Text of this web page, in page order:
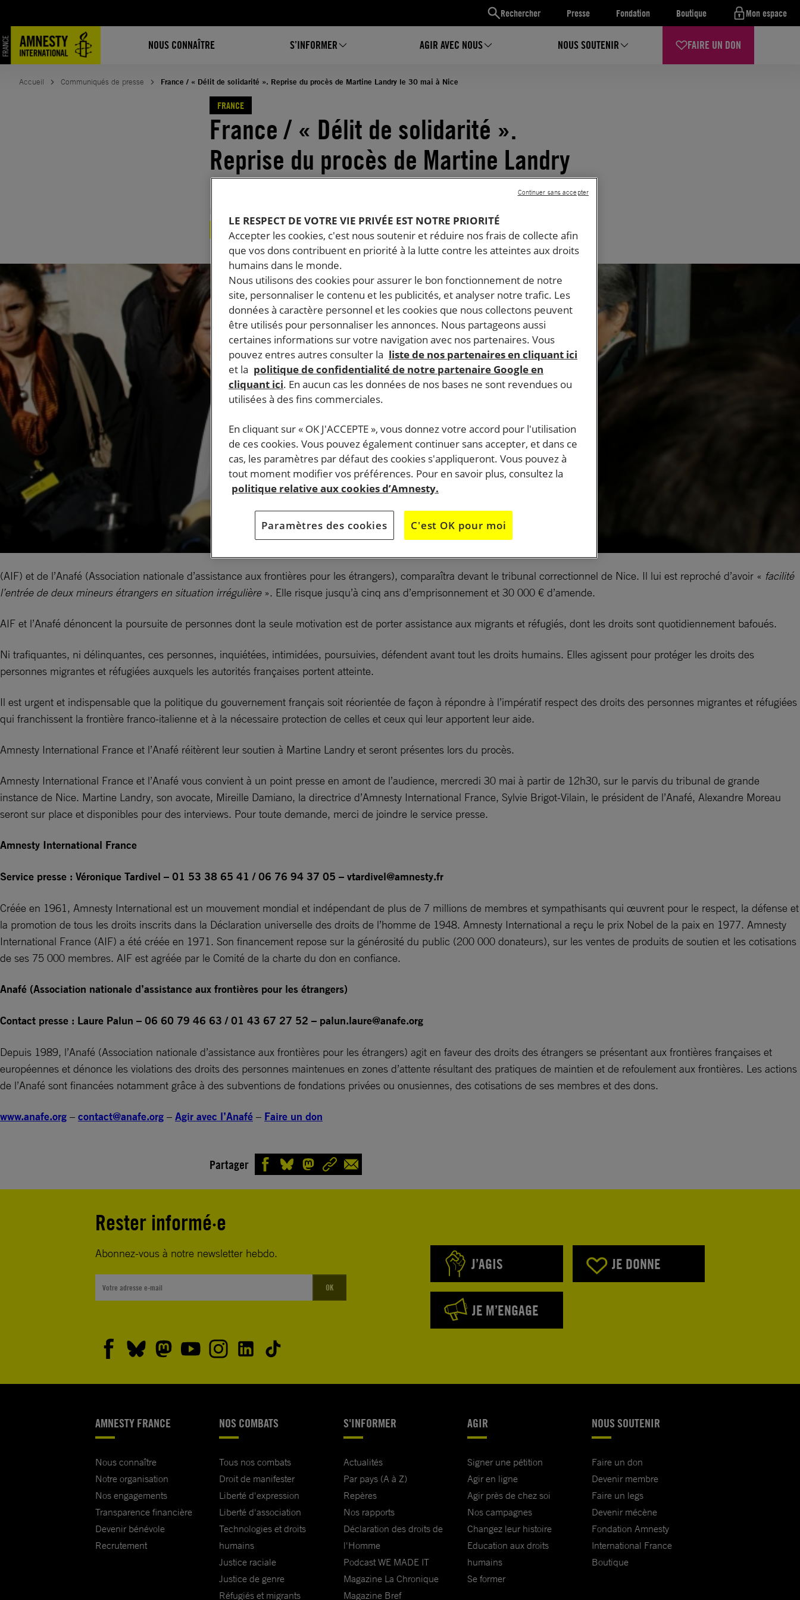
Rechercher Presse Fondation Boutique Mon espace
NOUS CONNAÎTRE S’INFORMER AGIR AVEC NOUS NOUS SOUTENIR FAIRE UN DON
contenu
Accueil Communiqués de presse France / « Délit de solidarité ». Reprise du procès de Martine Landry le 30 mai à Nice
FRANCE
France / « Délit de solidarité ».
Reprise du procès de Martine Landry
RÉFUGIÉS ET MIGRANTS
(AIF) et de l’Anafé (Association nationale d’assistance aux frontières pour les étrangers), comparaîtra devant le tribunal correctionnel de Nice. Il lui est reproché d’avoir « facilité
l’entrée de deux mineurs étrangers en situation irrégulière ». Elle risque jusqu’à cinq ans d’emprisonnement et 30 000 € d’amende.
AIF et l’Anafé dénoncent la poursuite de personnes dont la seule motivation est de porter assistance aux migrants et réfugiés, dont les droits sont quotidiennement bafoués.
Ni trafiquantes, ni délinquantes, ces personnes, inquiétées, intimidées, poursuivies, défendent avant tout les droits humains. Elles agissent pour protéger les droits des
personnes migrantes et réfugiées auxquels les autorités françaises portent atteinte.
Il est urgent et indispensable que la politique du gouvernement français soit réorientée de façon à répondre à l’impératif respect des droits des personnes migrantes et réfugiées
qui franchissent la frontière franco-italienne et à la nécessaire protection de celles et ceux qui leur apportent leur aide.
Amnesty International France et l’Anafé réitèrent leur soutien à Martine Landry et seront présentes lors du procès.
Amnesty International France et l’Anafé vous convient à un point presse en amont de l’audience, mercredi 30 mai à partir de 12h30, sur le parvis du tribunal de grande
instance de Nice. Martine Landry, son avocate, Mireille Damiano, la directrice d’Amnesty International France, Sylvie Brigot-Vilain, le président de l’Anafé, Alexandre Moreau
seront sur place et disponibles pour des interviews. Pour toute demande, merci de joindre le service presse.
Amnesty International France
Service presse : Véronique Tardivel – 01 53 38 65 41 / 06 76 94 37 05 – vtardivel@amnesty.fr
Créée en 1961, Amnesty International est un mouvement mondial et indépendant de plus de 7 millions de membres et sympathisants qui œuvrent pour le respect, la défense et
la promotion de tous les droits inscrits dans la Déclaration universelle des droits de l’homme de 1948. Amnesty International a reçu le prix Nobel de la paix en 1977. Amnesty
International France (AIF) a été créée en 1971. Son financement repose sur la générosité du public (200 000 donateurs), sur les ventes de produits de soutien et les cotisations
de ses 75 000 membres. AIF est agréée par le Comité de la charte du don en confiance.
Anafé (Association nationale d’assistance aux frontières pour les étrangers)
Contact presse : Laure Palun – 06 60 79 46 63 / 01 43 67 27 52 – palun.laure@anafe.org
Depuis 1989, l’Anafé (Association nationale d’assistance aux frontières pour les étrangers) agit en faveur des droits des étrangers se présentant aux frontières françaises et
européennes et dénonce les violations des droits des personnes maintenues en zones d’attente résultant des pratiques de maintien et de refoulement aux frontières. Les actions
de l’Anafé sont financées notamment grâce à des subventions de fondations privées ou onusiennes, des cotisations de ses membres et des dons.
www.anafe.org – contact@anafe.org – Agir avec l’Anafé – Faire un don
Partager
Rester informé·e
Abonnez-vous à notre newsletter hebdo.
OK
J’AGIS JE DONNE
JE M’ENGAGE
AMNESTY FRANCE
Nous connaître
Notre organisation
Nos engagements
Transparence financière
Devenir bénévole
Recrutement
NOS COMBATS
Tous nos combats
Droit de manifester
Liberté d'expression
Liberté d'association
Technologies et droits
humains
Justice raciale
Justice de genre
Réfugiés et migrants
S'INFORMER
Actualités
Par pays (A à Z)
Repères
Nos rapports
Déclaration des droits de
l'Homme
Podcast WE MADE IT
Magazine La Chronique
Magazine Bref
AGIR
Signer une pétition
Agir en ligne
Agir près de chez soi
Nos campagnes
Changez leur histoire
Education aux droits
humains
Se former
NOUS SOUTENIR
Faire un don
Devenir membre
Faire un legs
Devenir mécène
Fondation Amnesty
International France
Boutique
LE RESPECT DE VOTRE VIE PRIVÉE EST NOTRE PRIORITÉ
Accepter les cookies, c'est nous soutenir et réduire nos frais de collecte afin
que vos dons contribuent en priorité à la lutte contre les atteintes aux droits
humains dans le monde.
Nous utilisons des cookies pour assurer le bon fonctionnement de notre
site, personnaliser le contenu et les publicités, et analyser notre trafic. Les
données à caractère personnel et les cookies que nous collectons peuvent
être utilisés pour personnaliser les annonces. Nous partageons aussi
certaines informations sur votre navigation avec nos partenaires. Vous
pouvez entres autres consulter la liste de nos partenaires en cliquant ici
et la politique de confidentialité de notre partenaire Google en
cliquant ici. En aucun cas les données de nos bases ne sont revendues ou
utilisées à des fins commerciales.
En cliquant sur « OK J'ACCEPTE », vous donnez votre accord pour l'utilisation
de ces cookies. Vous pouvez également continuer sans accepter, et dans ce
cas, les paramètres par défaut des cookies s'appliqueront. Vous pouvez à
tout moment modifier vos préférences. Pour en savoir plus, consultez la
politique relative aux cookies d’Amnesty.
Paramètres des cookies C'est OK pour moi
Continuer sans accepter